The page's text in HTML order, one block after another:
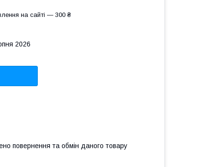
на сайті — 300 ₴
2026
повернення та обмін даного товару